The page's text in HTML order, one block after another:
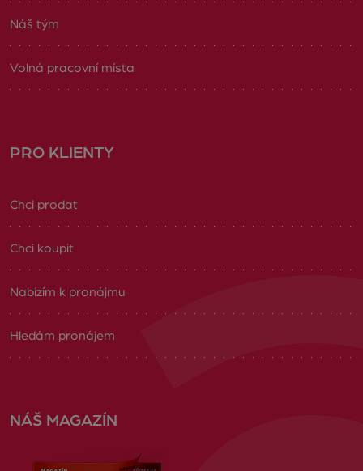
Náš tým
Volná pracovní místa
PRO KLIENTY
Chci prodat
Chci koupit
Nabízím k pronájmu
Hledám pronájem
NÁŠ MAGAZÍN